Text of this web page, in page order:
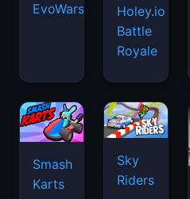
EvoWars.io
Holey.io
Battle
Royale
Smash
Karts
Sky
Riders